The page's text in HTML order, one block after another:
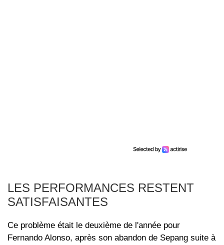
LES PERFORMANCES RESTENT
SATISFAISANTES
Ce problème était le deuxième de l'année pour
Fernando Alonso, après son abandon de Sepang suite à